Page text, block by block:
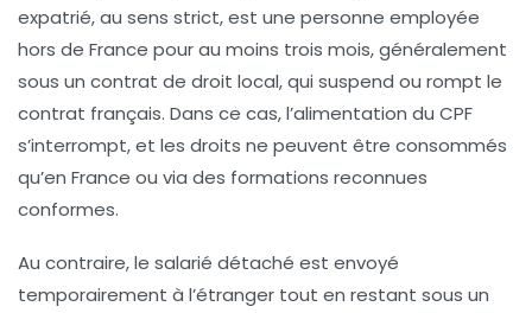
expatrié, au sens strict, est une personne employée
hors de France pour au moins trois mois, généralement
sous un contrat de droit local, qui suspend ou rompt le
contrat français. Dans ce cas, l’alimentation du CPF
s’interrompt, et les droits ne peuvent être consommés
qu’en France ou via des formations reconnues
conformes.
Au contraire, le salarié détaché est envoyé
temporairement à l’étranger tout en restant sous un